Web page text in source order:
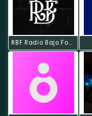
RBF Radio Bajo Fondo